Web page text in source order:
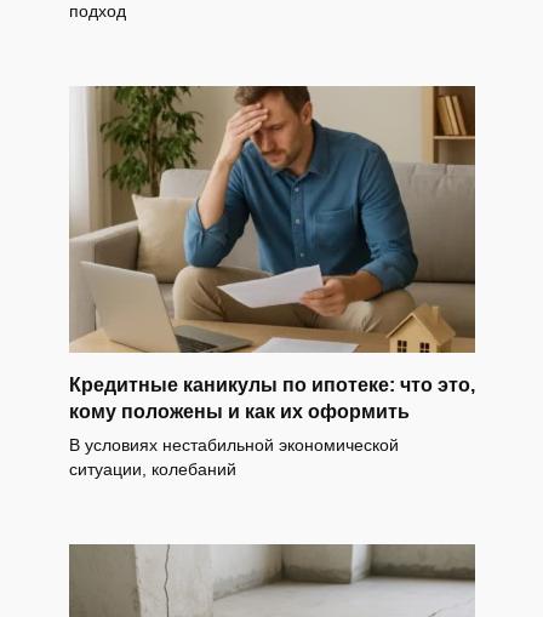
подход
Кредитные каникулы по ипотеке: что это,
кому положены и как их оформить
В условиях нестабильной экономической
ситуации, колебаний